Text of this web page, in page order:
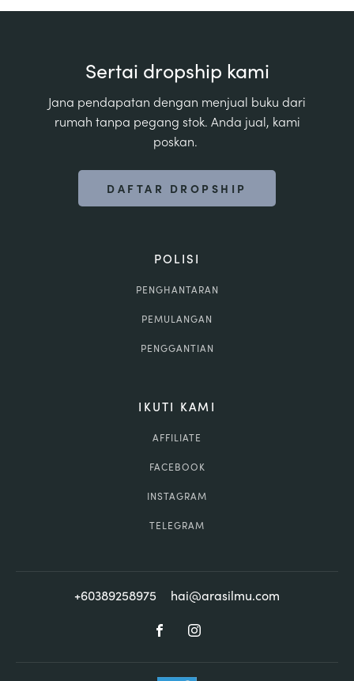
Sertai dropship kami
Jana pendapatan dengan menjual buku dari
rumah tanpa pegang stok. Anda jual, kami
poskan.
DAFTAR DROPSHIP
POLISI
PENGHANTARAN
PEMULANGAN
PENGGANTIAN
IKUTI KAMI
AFFILIATE
FACEBOOK
INSTAGRAM
TELEGRAM
+60389258975 hai@arasilmu.com